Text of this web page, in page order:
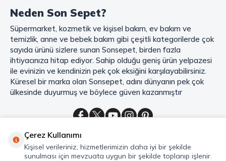
Mahmood Coffee ile Kahve Keyfinizi Sonsepet'te Yaşayın!
Mahmood Coffeemarkasının eşsiz lezzetleriyle tanışın ve kahve
keyfinizi doruklara çıkarın. Filtre ve çekirdek kahve, kapsül kahve,
granül kahve, gold kahve, klasik kahve ve Türk kahvesi gibi birbirinden
lezzetli seçenekler arasından favorinizi seçin. Eğer pratik ve hızlı bir
kahve arıyorsanız, hazır Türk kahvesi ve cappuccino gibi seçenekler de
sizleri bekliyor. Sıcak çikolata ve kahve kreması ile kahve keyfinize
lezzet katabilirsiniz. Kahve tutkunlarının vazgeçilmezi olan bu ürünler,
Sonsepet güvencesiyle sizleri bekliyor. Haydi, kahve tutkusunu yeniden
keşfedin ve kahve keyfinizi doyasıya yaşayın!
Çayın büyülü dünyasına hoş geldiniz! Sonsepet, çay tutkunlarının
hayallerini süsleyenMahmood Teaçeşitlerini sizlerle buluşturuyor.
Neden Son Sepet?
Süpermarket, kozmetik ve kişisel bakım, ev bakım ve
temizlik, anne ve bebek bakım gibi çeşitli kategorilerde çok
sayıda ürünü sizlere sunan Sonsepet, birden fazla
ihtiyacınıza hitap ediyor. Sahip olduğu geniş ürün yelpazesi
ile evinizin ve kendinizin pek çok eksiğini karşılayabilirsiniz.
Küresel bir marka olan Sonsepet, adını dünyanın pek çok
ülkesinde duyurmuş ve böylece güven kazanmıştır
Kategoriler
Çerez Kullanımı
Kişisel verileriniz, hizmetlerimizin daha iyi bir şekilde
sunulması için mevzuata uygun bir şekilde toplanıp işlenir.